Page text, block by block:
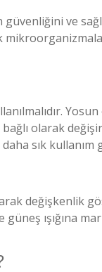
ve
Yosun
olarak
sık kullanım
değişkenlik
ışığına